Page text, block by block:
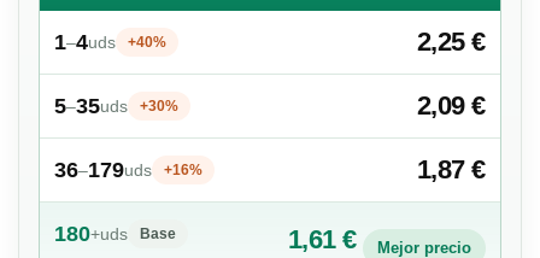
1–4uds +40% 2,25 €
5–35uds +30% 2,09 €
36–179uds +16% 1,87 €
180+uds Base 1,61 € Mejor precio